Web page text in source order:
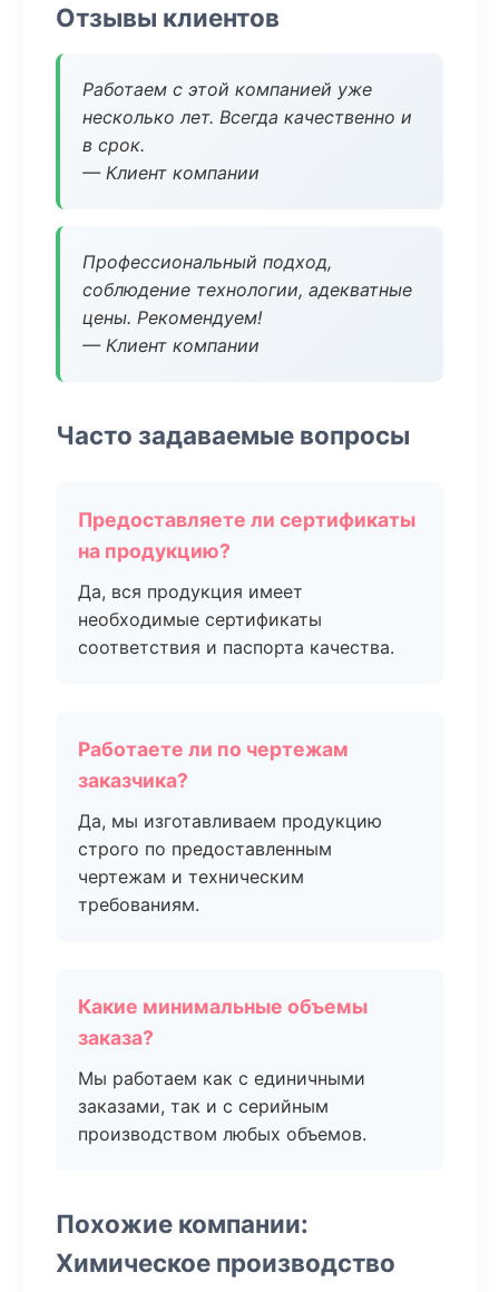
Отзывы клиентов
Работаем с этой компанией уже
несколько лет. Всегда качественно и
в срок.
— Клиент компании
Профессиональный подход,
соблюдение технологии, адекватные
цены. Рекомендуем!
— Клиент компании
Часто задаваемые вопросы
Предоставляете ли сертификаты
на продукцию?
Да, вся продукция имеет
необходимые сертификаты
соответствия и паспорта качества.
Работаете ли по чертежам
заказчика?
Да, мы изготавливаем продукцию
строго по предоставленным
чертежам и техническим
требованиям.
Какие минимальные объемы
заказа?
Мы работаем как с единичными
заказами, так и с серийным
производством любых объемов.
Похожие компании:
Химическое производство